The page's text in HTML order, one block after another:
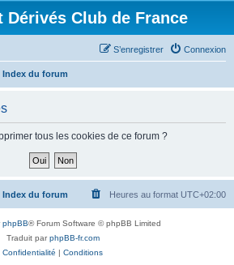
Dérivés Club de France
Connexion
S’enregistrer
Index du forum
tous les cookies de ce forum ?
Index du forum Heures au format UTC+02:00
phpBB® Forum Software © phpBB Limited
Traduit parphpBB-fr.com
Confidentialité | Conditions